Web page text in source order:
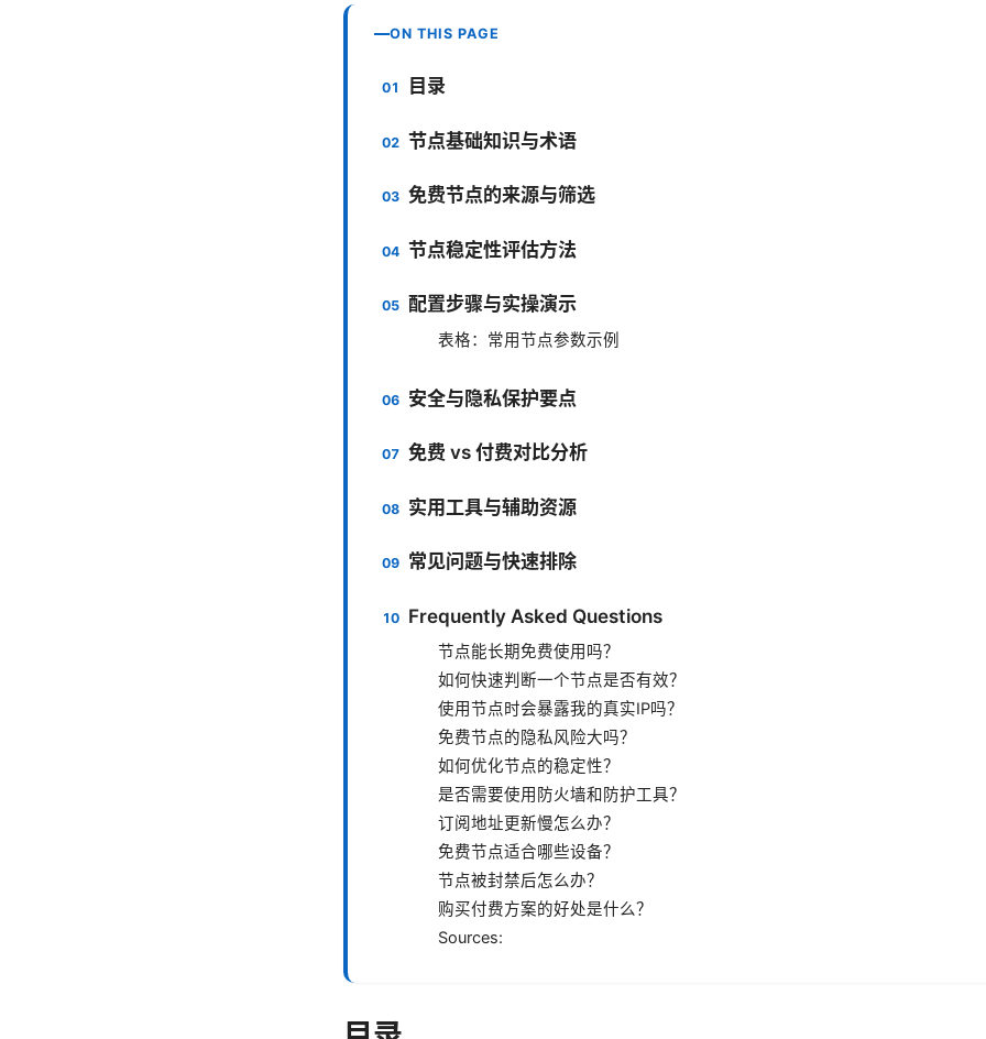
ON THIS PAGE
目录
节点基础知识与术语
免费节点的来源与筛选
节点稳定性评估方法
配置步骤与实操演示
表格：常用节点参数示例
安全与隐私保护要点
免费 vs 付费对比分析
实用工具与辅助资源
常见问题与快速排除
Frequently Asked Questions
节点能长期免费使用吗？
如何快速判断一个节点是否有效？
使用节点时会暴露我的真实IP吗？
免费节点的隐私风险大吗？
如何优化节点的稳定性？
是否需要使用防火墙和防护工具？
订阅地址更新慢怎么办？
免费节点适合哪些设备？
节点被封禁后怎么办？
购买付费方案的好处是什么？
Sources: